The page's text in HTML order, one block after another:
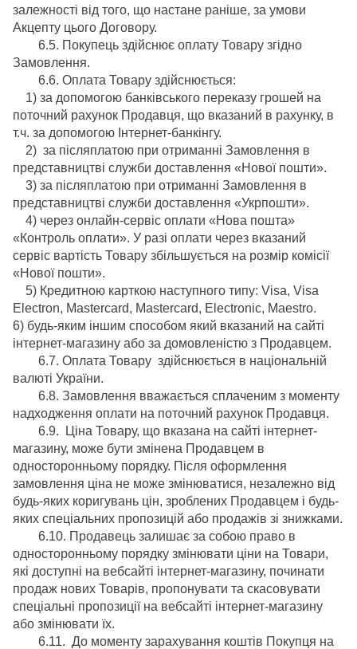
залежності від того, що настане раніше, за умови
Акцепту цього Договору.
6.5. Покупець здійснює оплату Товару згідно
Замовлення.
6.6. Оплата Товару здійснюється:
1) за допомогою банківського переказу грошей на
поточний рахунок Продавця, що вказаний в рахунку, в
т.ч. за допомогою Інтернет-банкінгу.
2) за післяплатою при отриманні Замовлення в
представництві служби доставлення «Нової пошти».
3) за післяплатою при отриманні Замовлення в
представництві служби доставлення «Укрпошти».
4) через онлайн-сервіс оплати «Нова пошта»
«Контроль оплати». У разі оплати через вказаний
сервіс вартість Товару збільшується на розмір комісії
«Нової пошти».
5) Кредитною карткою наступного типу: Visa, Visa
Electron, Mastercard, Mastercard, Electronic, Maestro.
6) будь-яким іншим способом який вказаний на сайті
інтернет-магазину або за домовленістю з Продавцем.
6.7. Оплата Товару здійснюється в національній
валюті України.
6.8. Замовлення вважається сплаченим з моменту
надходження оплати на поточний рахунок Продавця.
6.9. Ціна Товару, що вказана на сайті інтернет-
магазину, може бути змінена Продавцем в
односторонньому порядку. Після оформлення
замовлення ціна не може змінюватися, незалежно від
будь-яких коригувань цін, зроблених Продавцем і будь-
яких спеціальних пропозицій або продажів зі знижками.
6.10. Продавець залишає за собою право в
односторонньому порядку змінювати ціни на Товари,
які доступні на вебсайті інтернет-магазину, починати
продаж нових Товарів, пропонувати та скасовувати
спеціальні пропозиції на вебсайті інтернет-магазину
або змінювати їх.
6.11. До моменту зарахування коштів Покупця на